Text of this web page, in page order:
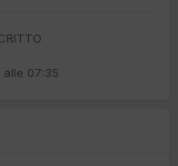
alle 07:35